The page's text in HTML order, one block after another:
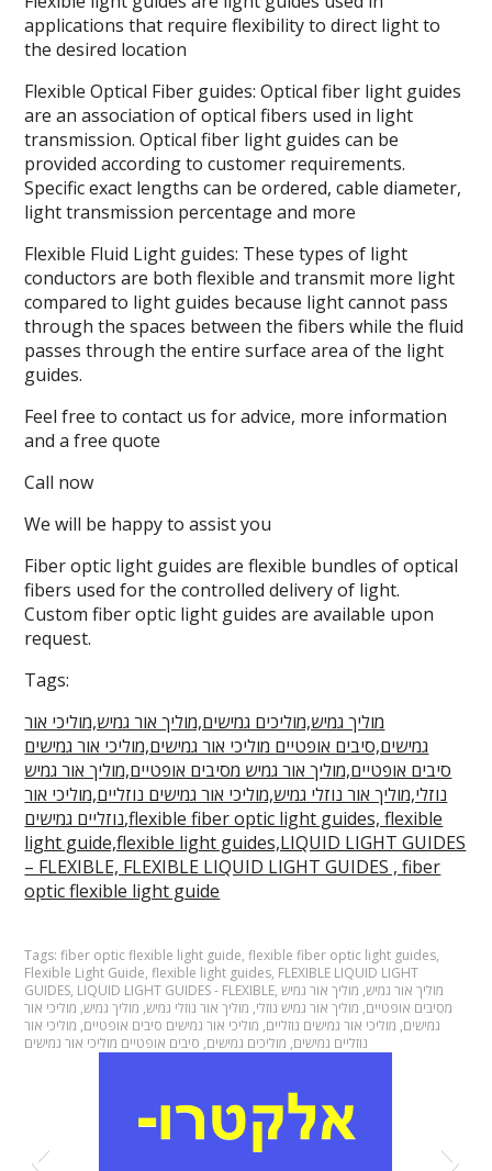
applications that require flexibility to direct light to
the desired location
Flexible Optical Fiber guides: Optical fiber light guides
are an association of optical fibers used in light
transmission. Optical fiber light guides can be
provided according to customer requirements.
Specific exact lengths can be ordered, cable diameter,
light transmission percentage and more
Flexible Fluid Light guides: These types of light
conductors are both flexible and transmit more light
compared to light guides because light cannot pass
through the spaces between the fibers while the fluid
passes through the entire surface area of ​​the light
guides.
Feel free to contact us for advice, more information
and a free quote
Call now
We will be happy to assist you
Fiber optic light guides are flexible bundles of optical
fibers used for the controlled delivery of light.
Custom fiber optic light guides are available upon
request.
Tags:
מוליך גמיש,מוליכים גמישים,מוליך אור גמיש,מוליכי אור
גמישים,סיבים אופטיים מוליכי אור גמישים,מוליכי אור גמישים
סיבים אופטיים,מוליך אור גמיש מסיבים אופטיים,מוליך אור גמיש
נוזלי,מוליך אור נוזלי גמיש,מוליכי אור גמישים נוזליים,מוליכי אור
נוזליים גמישים,flexible fiber optic light guides, flexible
light guide,flexible light guides,LIQUID LIGHT GUIDES
– FLEXIBLE, FLEXIBLE LIQUID LIGHT GUIDES , fiber
optic flexible light guide
Tags:fiber optic flexible light guide,flexible fiber optic light guides,
Flexible Light Guide,flexible light guides, FLEXIBLE LIQUID LIGHT
GUIDES, LIQUID LIGHT GUIDES - FLEXIBLE, מוליך אור גמיש, מוליך אור גמיש
מסיבים אופטיים, מוליך אור גמיש נוזלי, מוליך אור נוזלי גמיש, מוליך גמיש, מוליכי אור
גמישים, מוליכי אור גמישים נוזליים, מוליכי אור גמישים סיבים אופטיים, מוליכי אור
נוזליים גמישים, מוליכים גמישים, סיבים אופטיים מוליכי אור גמישים